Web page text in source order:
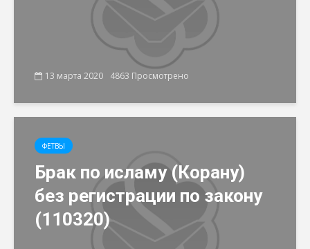
13 марта 2020 4863 Просмотрено
ФЕТВЫ
Брак по исламу (Корану)
без регистрации по закону
(110320)